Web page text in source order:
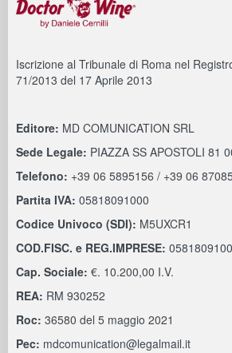
Iscrizione al Tribunale di Roma nel
71/2013 del 17 Aprile 2013
Editore: MD COMUNICATION SRL
Sede Legale: PIAZZA SS APOSTOLI 81
Telefono: +39 06 5895156 / +39 06
Partita IVA: 05818091000
Codice Univoco (SDI): M5UXCR1
COD.FISC. e REG.IMPRESE:
Cap. Sociale: €. 10.200,00 I.V.
REA: RM 930252
Roc: 36580 del 5 maggio 2021
Pec: mdcomunication@legalmail.it